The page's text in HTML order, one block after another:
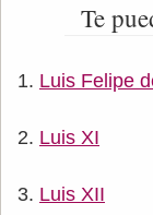
Te
Luis Felipe
Luis XI
Luis XII